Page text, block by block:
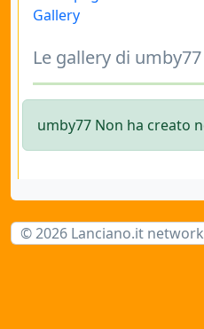
Gallery
Le gallery di umby77
umby77 Non ha creato
© 2026 Lanciano.it